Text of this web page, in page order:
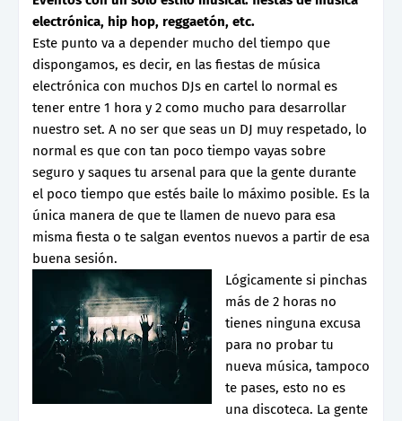
electrónica, hip hop, reggaetón, etc.
Este punto va a depender mucho del tiempo que
dispongamos, es decir, en las fiestas de música
electrónica con muchos DJs en cartel lo normal es
tener entre 1 hora y 2 como mucho para desarrollar
nuestro set. A no ser que seas un DJ muy respetado, lo
normal es que con tan poco tiempo vayas sobre
seguro y saques tu arsenal para que la gente durante
el poco tiempo que estés baile lo máximo posible. Es la
única manera de que te llamen de nuevo para esa
misma fiesta o te salgan eventos nuevos a partir de esa
buena sesión.
Lógicamente si pinchas
más de 2 horas no
tienes ninguna excusa
para no probar tu
nueva música, tampoco
te pases, esto no es
una discoteca. La gente